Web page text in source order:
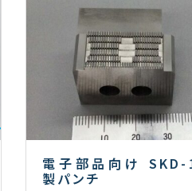
電子部品向け
製パンチ